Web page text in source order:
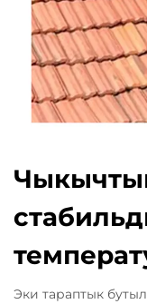
Эки тараптык